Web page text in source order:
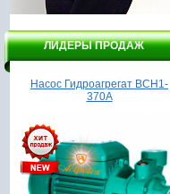
ЛИДЕРЫ ПРОДАЖ
Насос Гидроагрегат ВСН1-
370А